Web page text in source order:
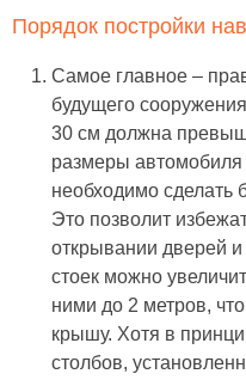
Порядок постройки
Самое главное –
будущего
30 см должна
размеры
необходимо
Это позволит
открывании дверей и
стоек можно
ними до 2 метров,
крышу. Хотя в
столбов,